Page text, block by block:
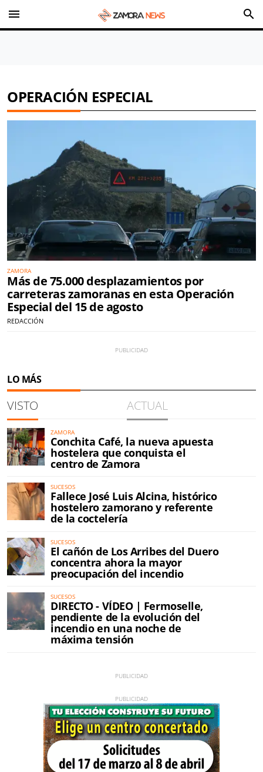
menu search
OPERACIÓN ESPECIAL
ZAMORA
Más de 75.000 desplazamientos por
carreteras zamoranas en esta Operación
Especial del 15 de agosto
REDACCIÓN
LO MÁS
VISTO ACTUAL
ZAMORA
Conchita Café, la nueva apuesta
hostelera que conquista el
centro de Zamora
SUCESOS
Fallece José Luis Alcina, histórico
hostelero zamorano y referente
de la coctelería
SUCESOS
El cañón de Los Arribes del Duero
concentra ahora la mayor
preocupación del incendio
SUCESOS
DIRECTO - VÍDEO | Fermoselle,
pendiente de la evolución del
incendio en una noche de
máxima tensión